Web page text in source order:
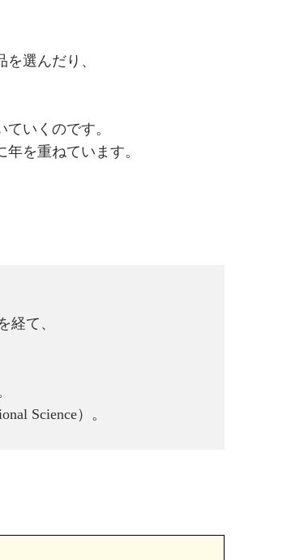
選んだり、
いくのです。
を重ねています。
経て、
Science）。